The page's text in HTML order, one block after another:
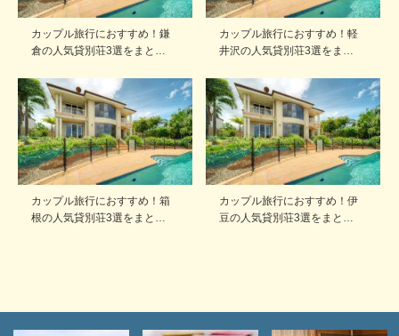
カップル旅行におすすめ！鎌
倉の人気貸別荘3選をまと…
カップル旅行におすすめ！軽
井沢の人気貸別荘3選をま…
カップル旅行におすすめ！箱
根の人気貸別荘3選をまと…
カップル旅行におすすめ！伊
豆の人気貸別荘3選をまと…